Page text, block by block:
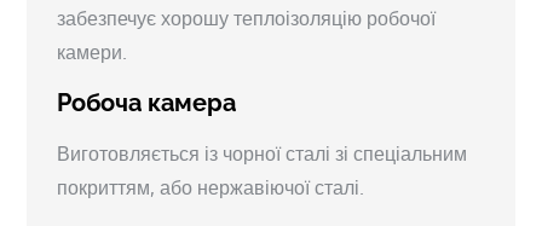
забезпечує хорошу теплоізоляцію робочої
камери.
Робоча камера
Виготовляється із чорної сталі зі спеціальним
покриттям, або нержавіючої сталі.